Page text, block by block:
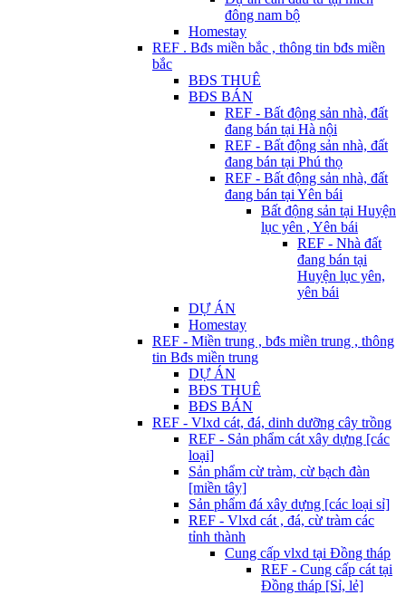
đông nam bộ
Homestay
REF . Bđs miền bắc , thông tin bđs miền
bắc
BĐS THUÊ
BĐS BÁN
REF - Bất động sản nhà, đất
đang bán tại Hà nội
REF - Bất động sản nhà, đất
đang bán tại Phú thọ
REF - Bất động sản nhà, đất
đang bán tại Yên bái
Bất động sản tại Huyện
lục yên , Yên bái
REF - Nhà đất
đang bán tại
Huyện lục yên,
yên bái
DỰ ÁN
Homestay
REF - Miền trung , bđs miền trung , thông
tin Bđs miền trung
DỰ ÁN
BĐS THUÊ
BĐS BÁN
REF - Vlxd cát, đá, dinh dưỡng cây trồng
REF - Sản phẩm cát xây dựng [các
loại]
Sản phẩm cừ tràm, cừ bạch đàn
[miền tây]
Sản phẩm đá xây dựng [các loại sỉ]
REF - Vlxd cát , đá, cừ tràm các
tỉnh thành
Cung cấp vlxd tại Đồng tháp
REF - Cung cấp cát tại
Đồng tháp [Sỉ, lẻ]